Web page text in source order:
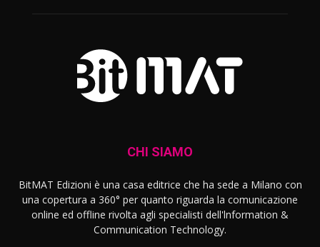
CHI SIAMO
BitMAT Edizioni è una casa editrice che ha sede a Milano con
una copertura a 360° per quanto riguarda la comunicazione
online ed offline rivolta agli specialisti dell'lnformation &
Communication Technology.